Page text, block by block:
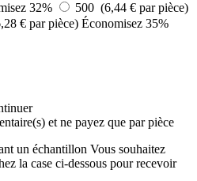
32%
500 (6,44 € par pièce)
€ par pièce) Économisez 35%
et ne payez que par pièce
un échantillon Vous souhaitez
la case ci-dessous pour recevoir